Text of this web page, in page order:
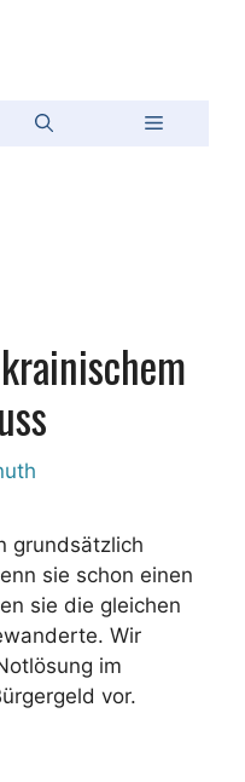
Menü
grundsätzlich
sie schon einen
sie die gleichen
Wir
im
vor.